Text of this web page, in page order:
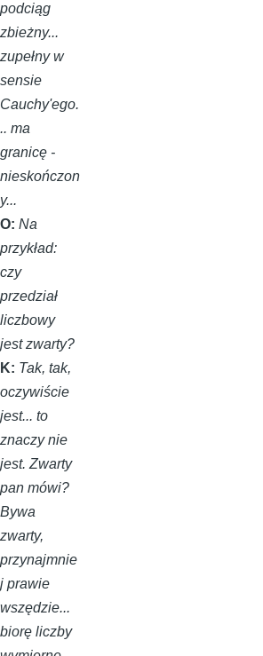
podciąg
zbieżny...
zupełny w
sensie
Cauchy'ego.
.. ma
granicę -
nieskończon
y...
O: Na
przykład:
czy
przedział
liczbowy
jest zwarty?
K: Tak, tak,
oczywiście
jest... to
znaczy nie
jest. Zwarty
pan mówi?
Bywa
zwarty,
przynajmnie
j prawie
wszędzie...
biorę liczby